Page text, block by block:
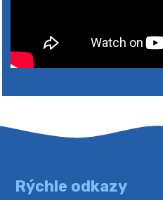
4. augusta 2026 10:05
Zberný dvor-
bude zberný dvor
Rýchle odkazy